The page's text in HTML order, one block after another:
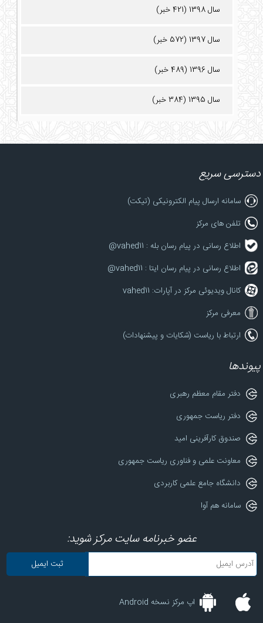
سال 1398 (421 خبر)
سال 1397 (572 خبر)
سال 1396 (489 خبر)
سال 1395 (384 خبر)
دسترسی سریع
سامانه ارسال پیام الکترونیکی (تیکت)
تلفن های مرکز
اطلاع رسانی در پیام رسان بله : vahed11@
اطلاع رسانی در پیام رسان ایتا : vahed11@
کانال ویدیوئی مرکز در آپارات: vahed11
معرفی مرکز
ارتباط با ریاست (شکایات و پیشنهادات)
پیوندها
دفتر مقام معظم رهبری
دفتر ریاست جمهوری
صندوق کارآفرینی امید
معاونت علمی و فناوری ریاست جمهوری
دانشگاه جامع علمی کاربردی
سامانه هم آوا
عضو خبرنامه سایت مرکز شوید:
اپ مرکز نسخه Android